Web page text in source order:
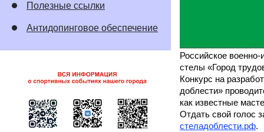
Полезные ссылки
Антидопинговое обеспечение
Российское
стелы «Город
Конкурс на
доблести»
как известные
Отдать свой голос
стеладоблести.рф.